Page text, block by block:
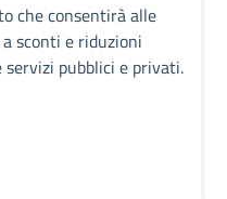
che consentirà alle
sconti e riduzioni
pubblici e privati.